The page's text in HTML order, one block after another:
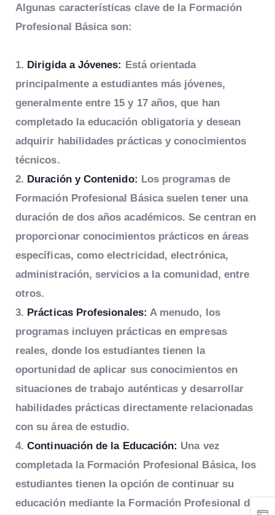
Algunas características clave de la Formación
Profesional Básica son:
Dirigida a Jóvenes: Está orientada
principalmente a estudiantes más jóvenes,
generalmente entre 15 y 17 años, que han
completado la educación obligatoria y desean
adquirir habilidades prácticas y conocimientos
técnicos.
Duración y Contenido: Los programas de
Formación Profesional Básica suelen tener una
duración de dos años académicos. Se centran en
proporcionar conocimientos prácticos en áreas
específicas, como electricidad, electrónica,
administración, servicios a la comunidad, entre
otros.
Prácticas Profesionales: A menudo, los
programas incluyen prácticas en empresas
reales, donde los estudiantes tienen la
oportunidad de aplicar sus conocimientos en
situaciones de trabajo auténticas y desarrollar
habilidades prácticas directamente relacionadas
con su área de estudio.
Continuación de la Educación: Una vez
completada la Formación Profesional Básica, los
estudiantes tienen la opción de continuar su
educación mediante la Formación Profesional de